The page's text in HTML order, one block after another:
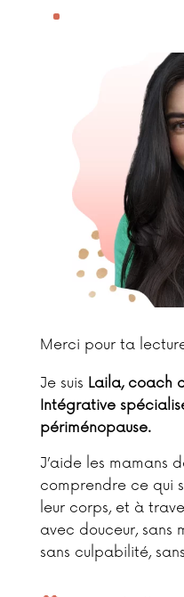
Merci pour ta
Je suis Laila, coach
Intégrative
périménopause.
J’aide les mamans
comprendre ce qui
leur corps, et à
avec douceur, sans
sans culpabilité,